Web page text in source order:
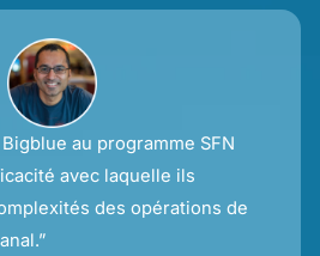
au programme SFN
avec laquelle ils
des opérations de